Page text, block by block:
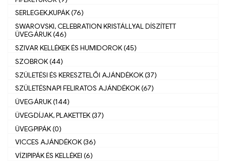
SERLEGEK,KUPÁK (76)
SWAROVSKI, CELEBRATION KRISTÁLLYAL DÍSZÍTETT
ÜVEGÁRUK (46)
SZIVAR KELLÉKEK ÉS HUMIDOROK (45)
SZOBROK (44)
SZÜLETÉSI ÉS KERESZTELŐI AJÁNDÉKOK (37)
SZÜLETÉSNAPI FELIRATOS AJÁNDÉKOK (67)
ÜVEGÁRUK (144)
ÜVEGDÍJAK, PLAKETTEK (37)
ÜVEGPIPÁK (0)
VICCES AJÁNDÉKOK (36)
VÍZIPIPÁK ÉS KELLÉKEI (6)